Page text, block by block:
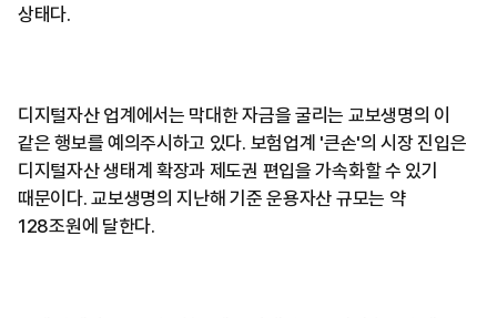
상태다.
디지털자산 업계에서는 막대한 자금을 굴리는 교보생명의 이
같은 행보를 예의주시하고 있다. 보험업계 '큰손'의 시장 진입은
디지털자산 생태계 확장과 제도권 편입을 가속화할 수 있기
때문이다. 교보생명의 지난해 기준 운용자산 규모는 약
128조원에 달한다.